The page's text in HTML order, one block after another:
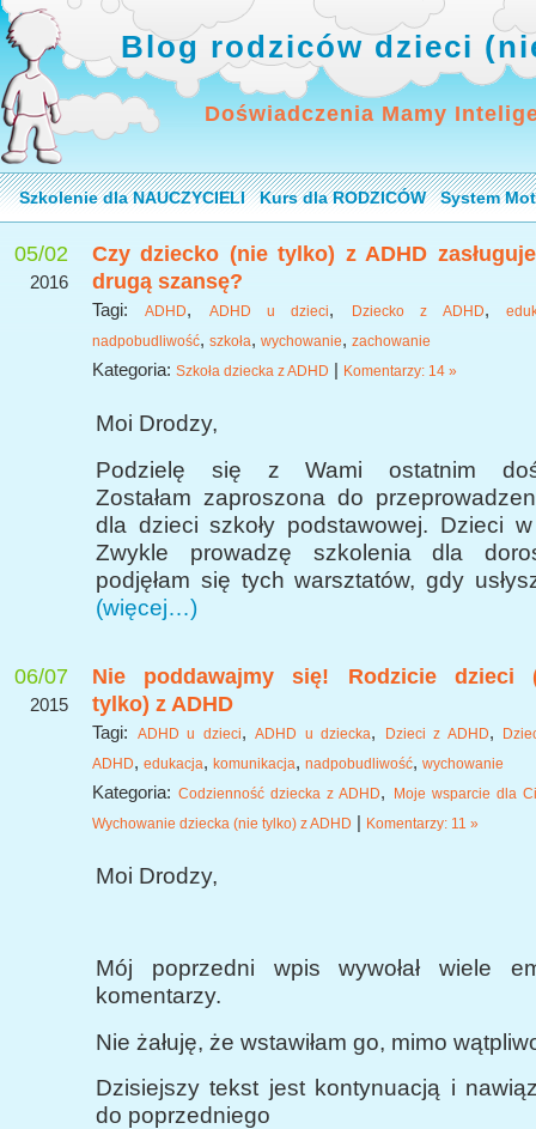
Blog rodziców dzieci
Doświadczenia Mamy
Szkolenie dla NAUCZYCIELI Kurs dla RODZICÓW System
05/02
2016
Czy dziecko (nie tylko) z ADHD
drugą szansę?
Tagi:ADHD, ADHD u dzieci, Dziecko z ADHD,
nadpobudliwość, szkoła, wychowanie, zachowanie
Kategoria: Szkoła dziecka z ADHD | Komentarzy: 14 »
Moi Drodzy,
Podzielę się z Wami ostatnim
Zostałam zaproszona do
dla dzieci szkoły podstawowej. Dzieci
Zwykle prowadzę szkolenia dla
podjęłam się tych warsztatów, gdy
(więcej…)
06/07
2015
Nie poddawajmy się! Rodzicie dzieci
tylko) z ADHD
Tagi: ADHD u dzieci,ADHD u dziecka, Dzieci z ADHD,
ADHD, edukacja, komunikacja, nadpobudliwość, wychowanie
Kategoria:Codzienność dziecka z ADHD,
Moje wsparcie dla
Wychowanie dziecka (nie tylko) z ADHD | Komentarzy: 11 »
Moi Drodzy,
Mój poprzedni wpis wywołał wiele
komentarzy.
Nie żałuję, że wstawiłam go, mimo
Dzisiejszy tekst jest kontynuacją i
do poprzedniego